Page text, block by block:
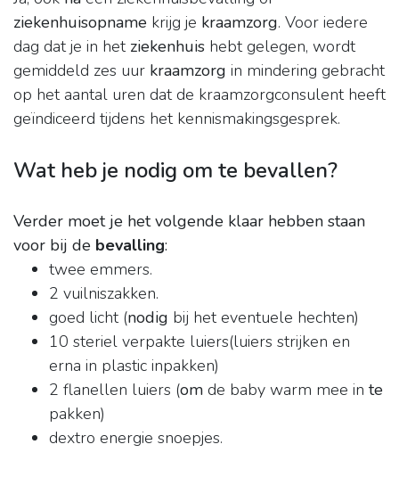
ziekenhuisopname krijg je kraamzorg. Voor iedere
dag dat je in het ziekenhuis hebt gelegen, wordt
gemiddeld zes uur kraamzorg in mindering gebracht
op het aantal uren dat de kraamzorgconsulent heeft
geïndiceerd tijdens het kennismakingsgesprek.
Wat heb je nodig om te bevallen?
Verder moet je het volgende klaar hebben staan
voor bij de bevalling:
twee emmers.
2 vuilniszakken.
goed licht (nodig bij het eventuele hechten)
10 steriel verpakte luiers(luiers strijken en
erna in plastic inpakken)
2 flanellen luiers (om de baby warm mee in te
pakken)
dextro energie snoepjes.